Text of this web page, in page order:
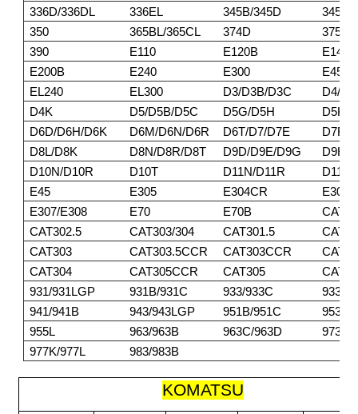
336D/336DL
336EL 345B/345D
345DL
350
365BL/365CL 374D
375/
390
E110 E120B
E140
E200B
E240 E300
E450
EL240
EL300 D3/D3B/D3C
D4/
D4K
D5/D5B/D5C D5G/D5H
D5K/
D6D/D6H/D6K
D6M/D6N/D6R D6T/D7/D7E
D7F/
D8L/D8K
D8N/D8R/D8T D9D/D9E/D9G
D9H/
D10N/D10R
D10T D11N/D11R
D11T
E45
E305 E304CR
E307/E308
E70 E70B
CAT302.5
CAT303/304 CAT301.5
CAT303
CAT303.5CCR CAT303CCR
CAT304
CAT305CCR CAT305
931/931LGP
931B/931C 933/933C
933F/
941/941B
943/943LGP 951B/951C
953/
955L
963/963B 963C/963D
973
977K/977L
983/983B
KOMATSU